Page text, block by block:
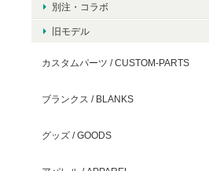
別注・コラボ
旧モデル
カスタムパーツ / CUSTOM-PARTS
ブランクス / BLANKS
グッズ / GOODS